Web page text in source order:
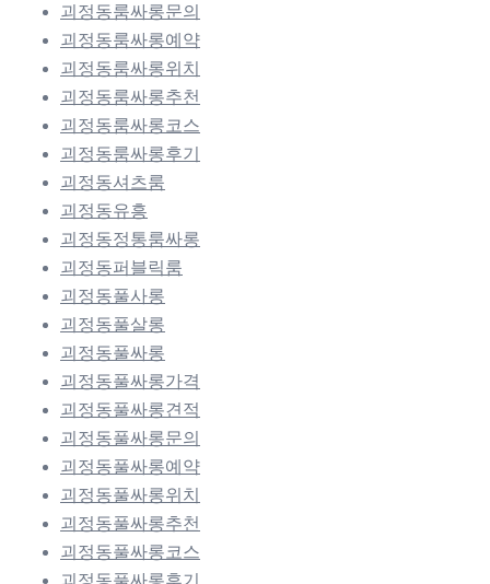
괴정동룸싸롱문의
괴정동룸싸롱예약
괴정동룸싸롱위치
괴정동룸싸롱추천
괴정동룸싸롱코스
괴정동룸싸롱후기
괴정동셔츠룸
괴정동유흥
괴정동정통룸싸롱
괴정동퍼블릭룸
괴정동풀사롱
괴정동풀살롱
괴정동풀싸롱
괴정동풀싸롱가격
괴정동풀싸롱견적
괴정동풀싸롱문의
괴정동풀싸롱예약
괴정동풀싸롱위치
괴정동풀싸롱추천
괴정동풀싸롱코스
괴정동풀싸롱후기